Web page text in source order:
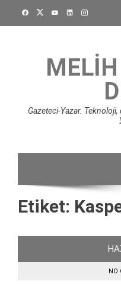
Gazeteci-Yazar.
Etiket:
NO